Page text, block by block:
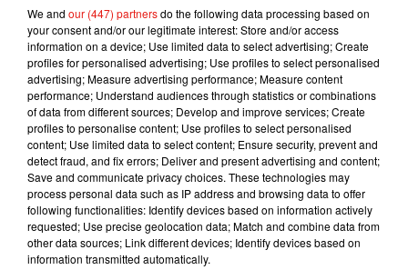
célibataire.La chanteuse du tubeShallowa confirmé son
nouveau statut amoureux dans une story Instagram, postée
un jour après son énorme chute à Las Vegas."Je souffre
peut-être beaucoup mais je ne pouvais pas rater mon dîner
de célibataire avec mes meilleurs amis", a-t-elle écrit. Une
rupture qui n'empêche heureusement pas la star d'aller de
l'avant. Pour rappel, Lady Gaga vient d'apparaître dans le
documentaireHow to Be : Mark Ronson, aux côtés de
Bradley Cooper et où ils partagent leurs avis sur leur
collaboration avec le producteur de musique britannique qui
a notamment co-écrit la chanson iconiquedu filmA Star Is
Born, baptiséeShallow. Ce long-métrage a été diffusé dans
son intégralité (et gratuitement !), le samedi 12 octobre
We and our (447) partnersdo the following data processing based on
your consent and/or our legitimate interest: Store and/or access
information on a device; Use limited data to select advertising; Create
profiles for personalised advertising; Use profiles to select personalised
advertising; Measure advertising performance; Measure content
performance; Understand audiences through statistics or combinations
of data from different sources; Develop and improve services; Create
profiles to personalise content; Use profiles to select personalised
content; Use limited data to select content; Ensure security, prevent and
detect fraud, and fix errors; Deliver and present advertising and content;
Save and communicate privacy choices. These technologies may
process personal data such as IP address and browsing data to offer
following functionalities: Identify devices based on information actively
requested; Use precise geolocation data; Match and combine data from
other data sources; Link different devices; Identify devices based on
information transmitted automatically.